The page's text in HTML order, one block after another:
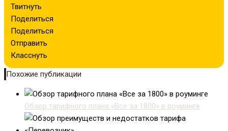
Твитнуть
Поделиться
Поделиться
Отправить
Класснуть
Похожие публикации
Обзор тарифного плана «Все за 1800» в роуминге